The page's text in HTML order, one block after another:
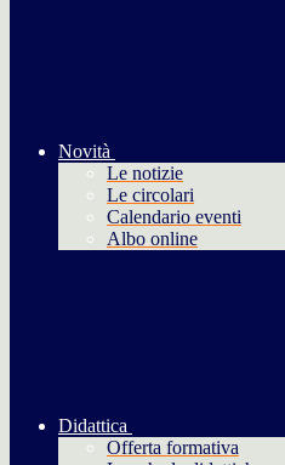
Novità
Le notizie
Le circolari
Calendario eventi
Albo online
Didattica
Offerta formativa